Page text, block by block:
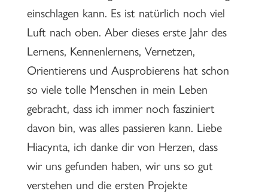
einschlagen kann. Es ist natürlich noch viel
Luft nach oben. Aber dieses erste Jahr des
Lernens, Kennenlernens, Vernetzen,
Orientierens und Ausprobierens hat schon
so viele tolle Menschen in mein Leben
gebracht, dass ich immer noch fasziniert
davon bin, was alles passieren kann. Liebe
Hiacynta, ich danke dir von Herzen, dass
wir uns gefunden haben, wir uns so gut
verstehen und die ersten Projekte